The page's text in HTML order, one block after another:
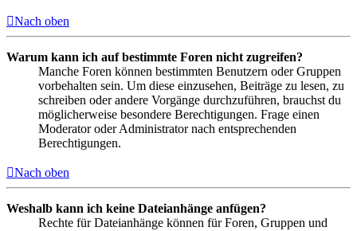
Nach oben
Warum kann ich auf bestimmte Foren nicht zugreifen?
Manche Foren können bestimmten Benutzern oder Gruppen
vorbehalten sein. Um diese einzusehen, Beiträge zu lesen, zu
schreiben oder andere Vorgänge durchzuführen, brauchst du
möglicherweise besondere Berechtigungen. Frage einen
Moderator oder Administrator nach entsprechenden
Berechtigungen.
Nach oben
Weshalb kann ich keine Dateianhänge anfügen?
Rechte für Dateianhänge können für Foren, Gruppen und